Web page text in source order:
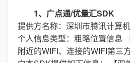
1、广点通/优量汇SDK
提供方名称：深圳市腾讯计算
个人信息类型：粗略位置信息
附近的WIFI、连接的WIFI第三